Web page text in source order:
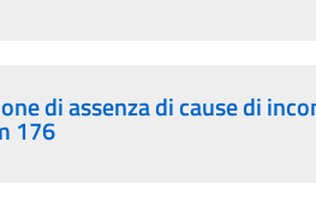
di assenza di cause di
176